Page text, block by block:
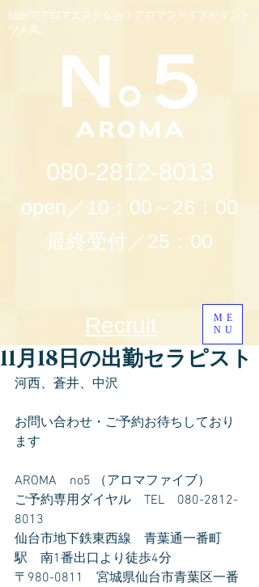
仙台でアロマエステなら！アロマファイブがダント
ツ人気。
080-2812-8013
open／10：00～26：00
最終受付／25：00
ME
NU
Recruit
11月18日の出勤セラピスト
河西、蒼井、中沢
お問い合わせ・ご予約お待ちしており
ます
AROMA　no5 （アロマファイブ）
ご予約専用ダイヤル　TEL　080-2812-
8013
仙台市地下鉄東西線　青葉通一番町
駅　南1番出口より徒歩4分
〒980-0811　宮城県仙台市青葉区一番